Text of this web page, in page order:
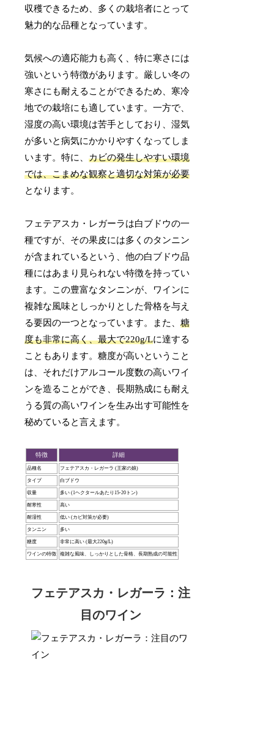
収穫できるため、多くの栽培者にとって
魅力的な品種となっています。
気候への適応能力も高く、特に寒さには
強いという特徴があります。厳しい冬の
寒さにも耐えることができるため、寒冷
地での栽培にも適しています。一方で、
湿度の高い環境は苦手としており、湿気
が多いと病気にかかりやすくなってしま
います。特に、カビの発生しやすい環境
では、こまめな観察と適切な対策が必要
となります。
フェテアスカ・レガーラは白ブドウの一
種ですが、その果皮には多くのタンニン
が含まれているという、他の白ブドウ品
種にはあまり見られない特徴を持ってい
ます。この豊富なタンニンが、ワインに
複雑な風味としっかりとした骨格を与え
る要因の一つとなっています。また、糖
度も非常に高く、最大で220g/Lに達する
こともあります。糖度が高いということ
は、それだけアルコール度数の高いワイ
ンを造ることができ、長期熟成にも耐え
うる質の高いワインを生み出す可能性を
秘めていると言えます。
特徴 詳細
品種名 フェテアスカ・レガーラ (王家の娘)
タイプ 白ブドウ
収量 多い (1ヘクタールあたり15-20トン)
耐寒性 高い
耐湿性 低い (カビ対策が必要)
タンニン 多い
糖度 非常に高い (最大220g/L)
ワインの特徴 複雑な風味、しっかりとした骨格、長期熟成の可能性
フェテアスカ・レガーラ：注
目のワイン